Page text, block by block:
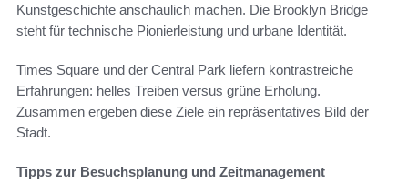
Kunstgeschichte anschaulich machen. Die Brooklyn Bridge
steht für technische Pionierleistung und urbane Identität.
Times Square und der Central Park liefern kontrastreiche
Erfahrungen: helles Treiben versus grüne Erholung.
Zusammen ergeben diese Ziele ein repräsentatives Bild der
Stadt.
Tipps zur Besuchsplanung und Zeitmanagement